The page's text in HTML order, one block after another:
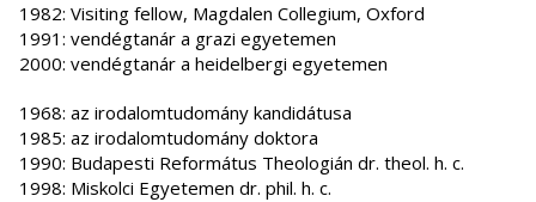
1982: Visiting fellow, Magdalen Collegium, Oxford
1991: vendégtanár a grazi egyetemen
2000: vendégtanár a heidelbergi egyetemen
1968: az irodalomtudomány kandidátusa
1985: az irodalomtudomány doktora
1990: Budapesti Református Theologián dr. theol. h. c.
1998: Miskolci Egyetemen dr. phil. h. c.